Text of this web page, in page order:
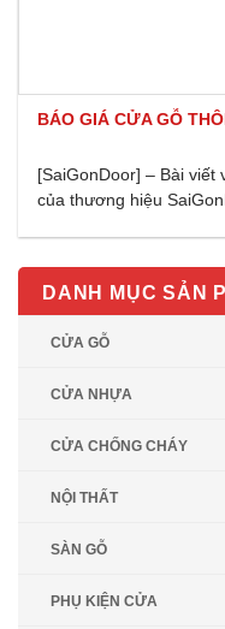
BÁO GIÁ CỬA GỖ
[SaiGonDoor] – Bài viết
của thương hiệu
DANH MỤC SẢN
CỬA GỖ
CỬA NHỰA
CỬA CHỐNG CHÁY
NỘI THẤT
SÀN GỖ
PHỤ KIỆN CỬA